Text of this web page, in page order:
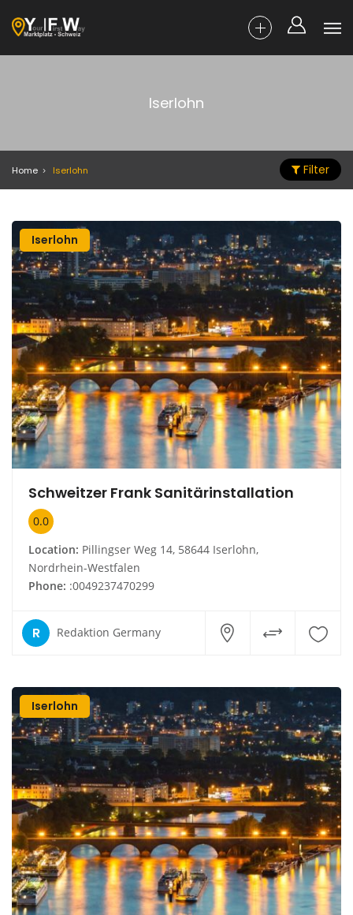
Iserlohn
Home Iserlohn Filter
Iserlohn
Schweitzer Frank Sanitärinstallation
0.0
Location: Pillingser Weg 14, 58644 Iserlohn,
Nordrhein-Westfalen
Phone: :0049237470299
R Redaktion Germany
Iserlohn